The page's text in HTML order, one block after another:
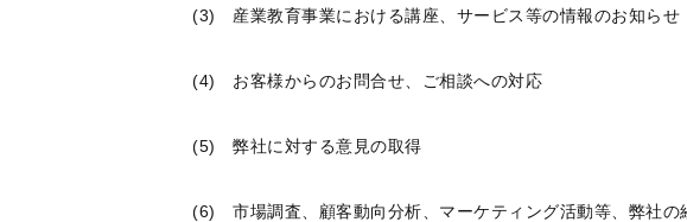
(3) 産業教育事業における講座、サービス等の情報のお知らせ
(4) お客様からのお問合せ、ご相談への対応
(5) 弊社に対する意見の取得
(6) 市場調査、顧客動向分析、マーケティング活動等、弊社の